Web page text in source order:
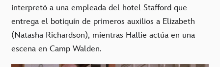
interpretó a una empleada del hotel Stafford que
entrega el botiquín de primeros auxilios a Elizabeth
(Natasha Richardson), mientras Hallie actúa en una
escena en Camp Walden.